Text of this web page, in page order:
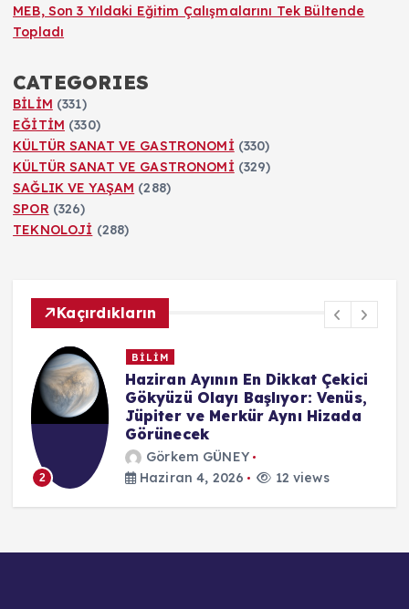
MEB, Son 3 Yıldaki Eğitim Çalışmalarını Tek Bültende
Topladı
CATEGORIES
BİLİM (331)
EĞİTİM (330)
KÜLTÜR SANAT VE GASTRONOMİ (330)
KÜLTÜR SANAT VE GASTRONOMİ (329)
SAĞLIK VE YAŞAM (288)
SPOR (326)
TEKNOLOJİ (288)
Kaçırdıkların
2
BİLİM
Haziran Ayının En Dikkat Çekici
Gökyüzü Olayı Başlıyor: Venüs,
Jüpiter ve Merkür Aynı Hizada
Görünecek
Görkem GÜNEY
Haziran 4, 2026
12 views